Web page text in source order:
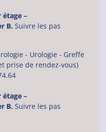
–
B. Suivre les pas
- Urologie - Greffe
prise de rendez-vous)
–
B. Suivre les pas